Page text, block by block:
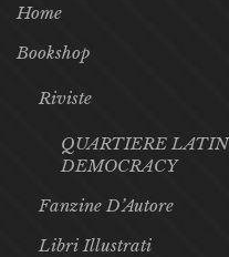
Home
Bookshop
Riviste
QUARTIERE
DEMOCRACY
Fanzine D’Autore
Libri Illustrati